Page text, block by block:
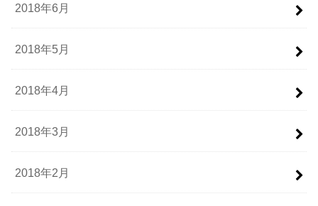
2018年6月
2018年5月
2018年4月
2018年3月
2018年2月